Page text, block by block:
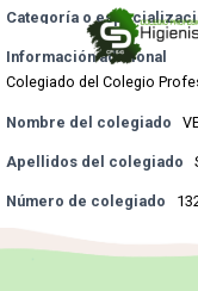
Categoría o
Información adicional
Colegiado del Colegio
Nombre del colegiado
Apellidos del colegiado
Número de colegiado